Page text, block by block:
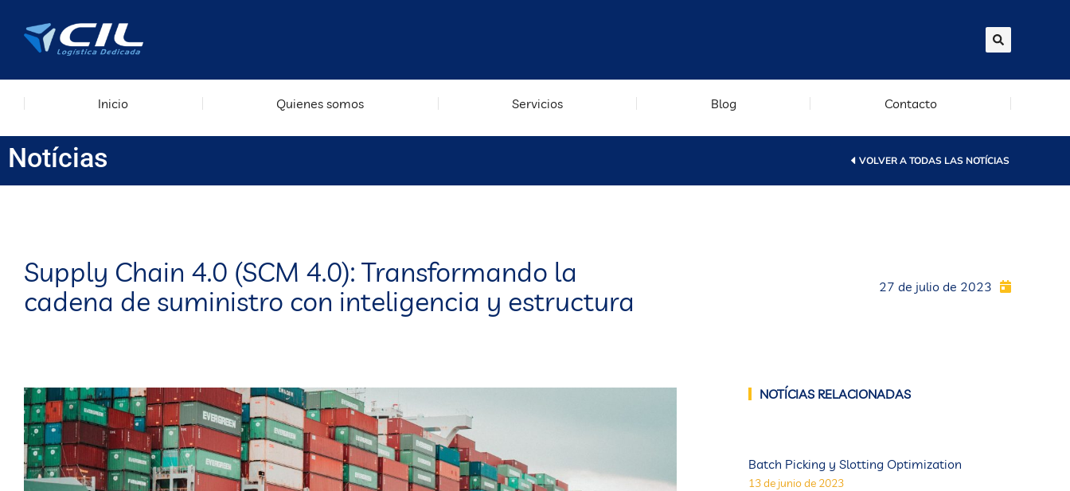
Inicio Quienes somos Servicios Blog Contacto
Notícias VOLVER A TODAS LAS NOTÍCIAS
Supply Chain 4.0 (SCM 4.0): Transformando la
cadena de suministro con inteligencia y estructura
27 de julio de 2023
NOTÍCIAS RELACIONADAS
Batch Picking y Slotting Optimization
13 de junio de 2023